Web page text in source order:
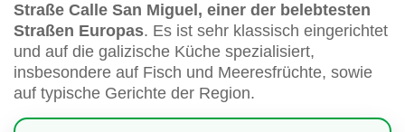
Straße Calle San Miguel, einer der belebtesten
Straßen Europas. Es ist sehr klassisch eingerichtet
und auf die galizische Küche spezialisiert,
insbesondere auf Fisch und Meeresfrüchte, sowie
auf typische Gerichte der Region.